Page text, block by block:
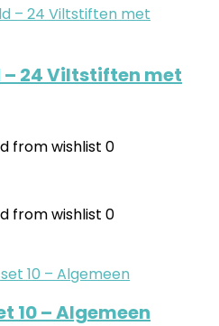
– 24 Viltstiften met
from wishlist 0
from wishlist 0
10 – Algemeen